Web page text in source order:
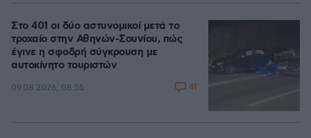
Στο 401 οι δύο αστυνομικοί μετά το
τροχαίο στην Αθηνών-Σουνίου, πώς
έγινε η σφοδρή σύγκρουση με
αυτοκίνητο τουριστών
09.08.2026, 08:55 41